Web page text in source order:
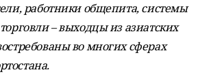
работники общепита, системы
– выходцы из азиатских
во многих сферах